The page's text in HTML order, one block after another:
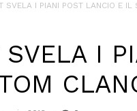
SVELA I PIANI POST LANCIO E IL
SVELA I